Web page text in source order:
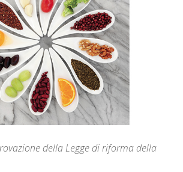
della Legge di riforma della